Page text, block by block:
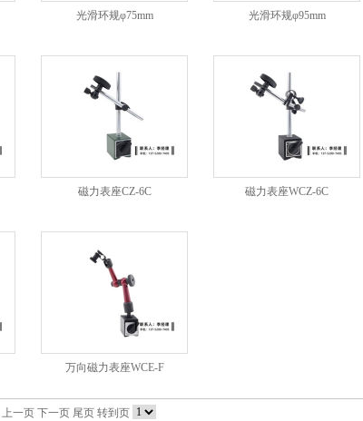
光滑环规φ75mm 光滑环规φ95mm
磁力表座CZ-6C 磁力表座WCZ-6C
万向磁力表座WCE-F
上一页 下一页 尾页转到页